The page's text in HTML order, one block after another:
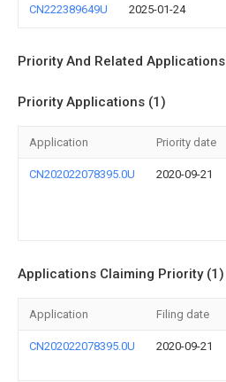
CN222389649U 2025-01-24
Priority And Related Applications
Priority Applications (1)
Application Priority date
CN202022078395.0U 2020-09-21
Applications Claiming Priority (1)
Application Filing date
CN202022078395.0U 2020-09-21